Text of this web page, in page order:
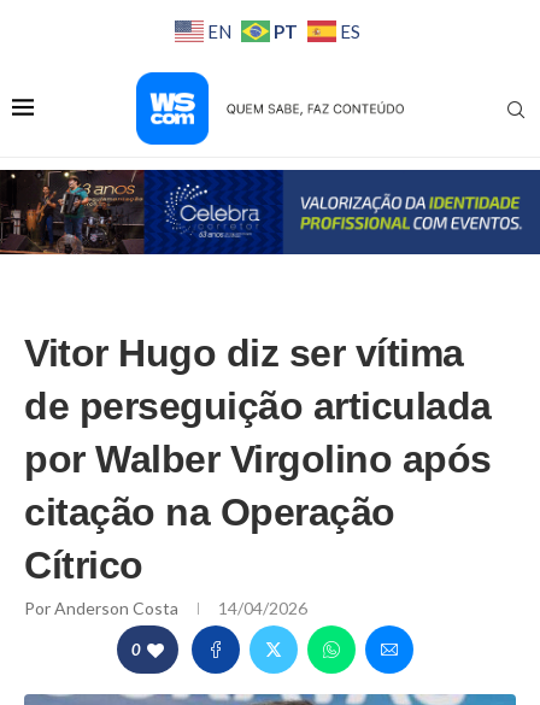
EN PT ES
Vitor Hugo diz ser vítima
de perseguição articulada
por Walber Virgolino após
citação na Operação
Cítrico
PorAnderson Costa 14/04/2026
0